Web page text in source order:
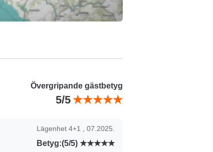
Övergripande gästbetyg
5/5
Lägenhet 4+1 , 07.2025.
Betyg:(5/5)